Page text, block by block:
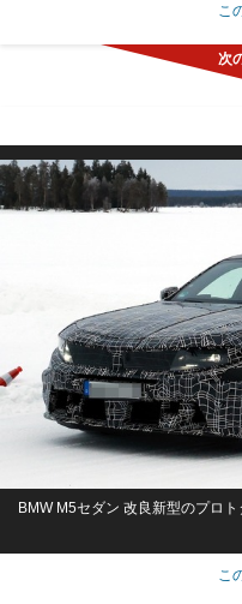
こ
BMW M5セダン 改良新型のプロト
こ